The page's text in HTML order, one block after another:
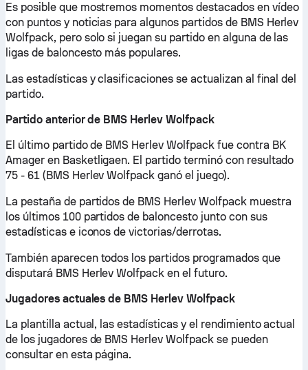
Es posible que mostremos momentos destacados en vídeo
con puntos y noticias para algunos partidos de BMS Herlev
Wolfpack, pero solo si juegan su partido en alguna de las
ligas de baloncesto más populares.
Las estadísticas y clasificaciones se actualizan al final del
partido.
Partido anterior de BMS Herlev Wolfpack
El último partido de BMS Herlev Wolfpack fue contra BK
Amager en Basketligaen. El partido terminó con resultado
75 - 61 (BMS Herlev Wolfpack ganó el juego).
La pestaña de partidos de BMS Herlev Wolfpack muestra
los últimos 100 partidos de baloncesto junto con sus
estadísticas e iconos de victorias/derrotas.
También aparecen todos los partidos programados que
disputará BMS Herlev Wolfpack en el futuro.
Jugadores actuales de BMS Herlev Wolfpack
La plantilla actual, las estadísticas y el rendimiento actual
de los jugadores de BMS Herlev Wolfpack se pueden
consultar en esta página.